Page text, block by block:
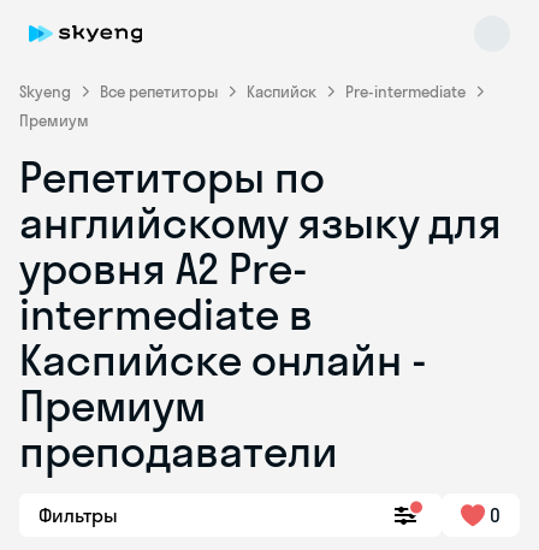
Skyeng Все репетиторы Каспийск
Pre-intermediate
Премиум
Репетиторы по
английскому языку для
уровня A2 Pre-
intermediate в
Каспийске онлайн -
Премиум
преподаватели
Фильтры 0
Skyeng Chat